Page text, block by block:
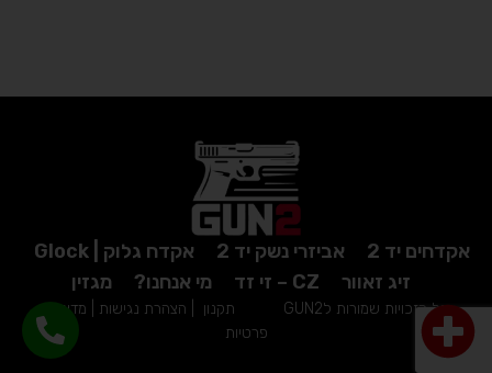
אקדחים יד 2 אביזרי נשק יד 2
אקדח גלוק | Glock
זיג זאוור
CZ – זי זד מי אנחנו? מגזין
כל הזכויות שמורות לGUN2 תקנון הצהרת נגישות
מדיניות
פרטיות